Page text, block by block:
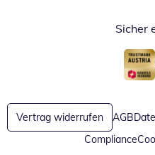
Sicher
Vertrag widerrufen AGB
Compliance